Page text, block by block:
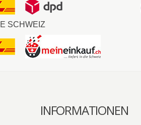
SCHWEIZ
INFORMATIONEN